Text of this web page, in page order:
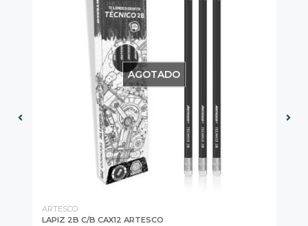
AGOTADO
ARTESCO
LAPIZ 2B C/B CAX12 ARTESCO